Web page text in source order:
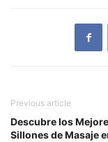
Previous article
Descubre los
Sillones de Masaje